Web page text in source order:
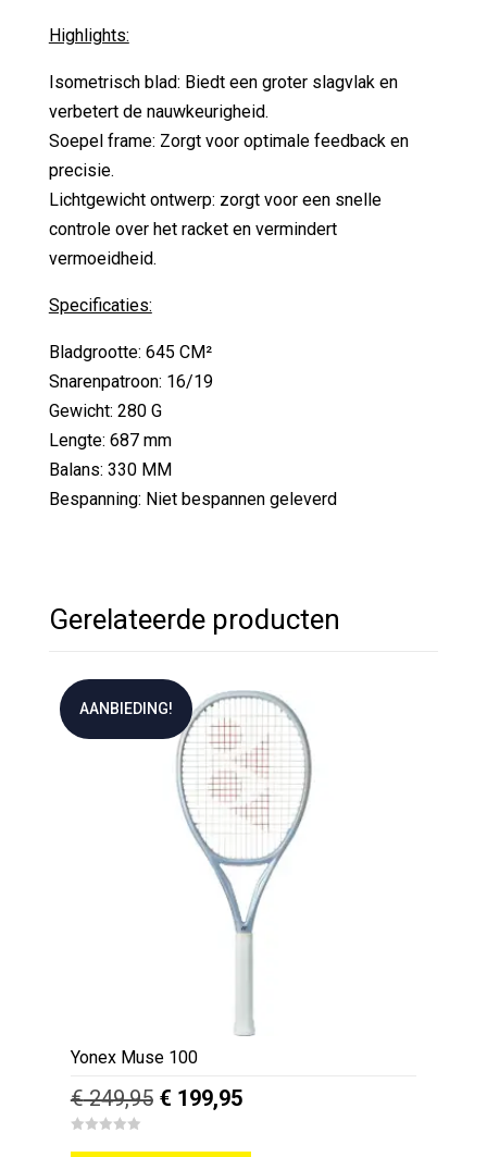
Highlights:
Isometrisch blad: Biedt een groter slagvlak en
verbetert de nauwkeurigheid.
Soepel frame: Zorgt voor optimale feedback en
precisie.
Lichtgewicht ontwerp: zorgt voor een snelle
controle over het racket en vermindert
vermoeidheid.
Specificaties:
Bladgrootte: 645 CM²
Snarenpatroon: 16/19
Gewicht: 280 G
Lengte: 687 mm
Balans: 330 MM
Bespanning: Niet bespannen geleverd
Gerelateerde producten
AANBIEDING!
Yonex Muse 100
€249,95 Oorspronkelijke
€ 199,95Huidige